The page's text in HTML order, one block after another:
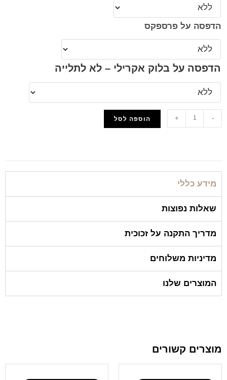
הדפסה על פרספקס
הדפסה על בלוק אקרילי – לא לתלייה
-
+ הוספה לסל
מידע כללי
שאלות נפוצות
מדריך התקנה על זכוכית
מדיניות משלוחים
המוצרים שלנו
מוצרים קשורים